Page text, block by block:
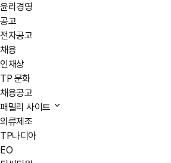
윤리경영
공고
전자공고
채용
인재상
TP 문화
채용공고
패밀리 사이트
의류제조
TP나디아
EO